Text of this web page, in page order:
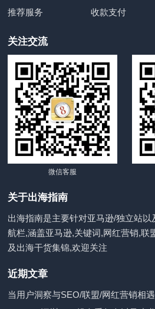
推荐服务
收款支付
关注交流
微信客服
关于出海指南
出海指南是主要针对亚马逊/独立站
航栏,涵盖亚马逊,关键词,网红营销,联
及出海干货集锦,欢迎关注
近期文章
当用户洞察与SEO/联盟/网红营销相